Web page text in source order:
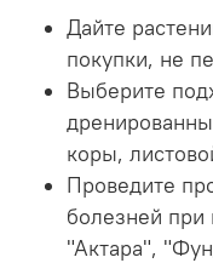
Дайте
покупки, не
Выберите
коры,
Проведите
болезней
"Актара",